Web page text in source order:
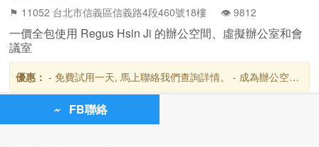
⚑ 11052 台北市信義區信義路4段460號18樓 👁️‍ 9812
一價全包使用 Regus Hsin Ji 的辦公空間、虛擬辦公室和會
議室
優惠： - 免費試用一天, 馬上聯絡我們查詢詳情。 - 成為辦公空間
客戶後,可免費使用全球超過3,000個雷格斯商務貴賓室,台灣共設
有10個地點。FB聯絡